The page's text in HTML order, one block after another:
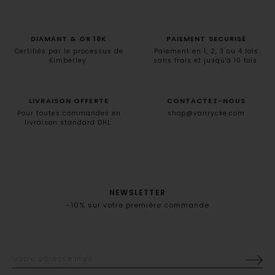
DIAMANT & OR 18K
Certifiés par le processus de
Kimberley.
PAIEMENT SECURISÉ
Paiement en 1, 2, 3 ou 4 fois
sans frais et jusqu'à 10 fois.
LIVRAISON OFFERTE
Pour toutes commandes en
livraison standard DHL.
CONTACTEZ-NOUS
shop@vanrycke.com
NEWSLETTER
-10% sur votre première commande